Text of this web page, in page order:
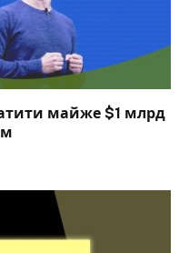
майже $1 млрд